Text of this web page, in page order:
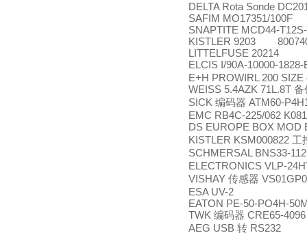
DELTA Rota Sonde
SAFIM MO17351/100F
SNAPTITE MCD44-
KISTLER 9203
LITTELFUSE 20214
ELCIS I/90A-10000-
E+H PROWIRL 200
WEISS 5.4AZK 71L.8T 备
SICK 编码器 ATM60-
EMC RB4C-225/062
DS EUROPE BOX MOD
KISTLER KSM000822 工
SCHMERSAL BNS33-
ELECTRONICS VLP-
VISHAY 传感器
ESA UV-2
EATON PE-50-PO4H-
TWK 编码器 CRE65-
AEG USB 转 RS232